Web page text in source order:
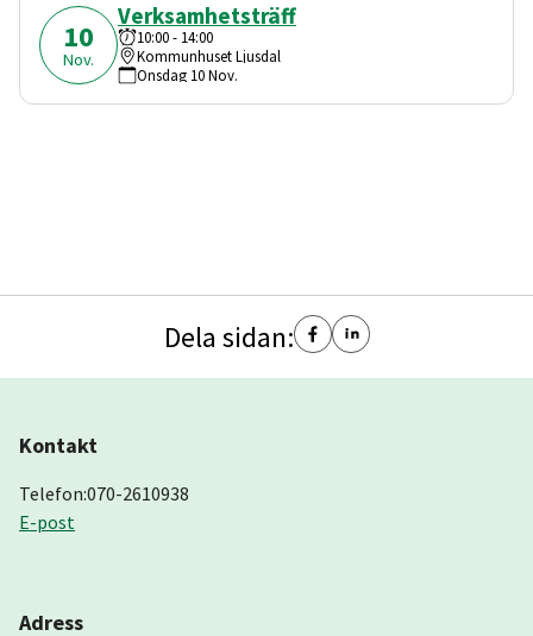
10
Nov.
Verksamhetsträff
10:00- 14:00
Kommunhuset Ljusdal
Onsdag 10Nov.
Dela sidan:
Kontakt
Telefon:070-2610938
E-post
Adress